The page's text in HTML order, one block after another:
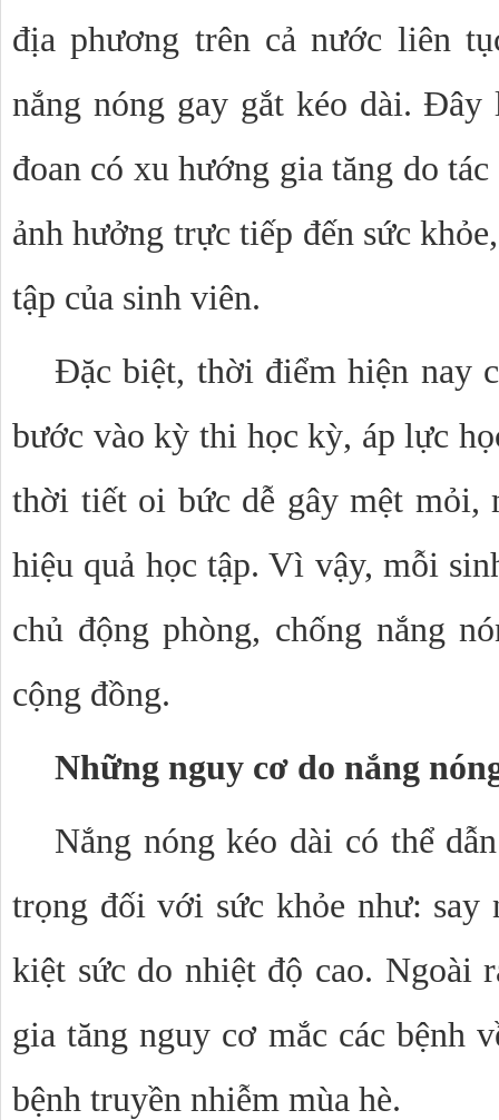
địa phương trên cả nước liên
nắng nóng gay gắt kéo dài.
đoan có xu hướng gia tăng do
ảnh hưởng trực tiếp đến sức
tập của sinh viên.
Đặc biệt, thời điểm hiện nay
bước vào kỳ thi học kỳ, áp lực
thời tiết oi bức dễ gây mệt mỏi,
hiệu quả học tập. Vì vậy, mỗi
chủ động phòng, chống nắng
cộng đồng.
Những nguy cơ do nắng
Nắng nóng kéo dài có thể
trọng đối với sức khỏe như: say
kiệt sức do nhiệt độ cao. Ngoài
gia tăng nguy cơ mắc các bệnh
bệnh truyền nhiễm mùa hè.